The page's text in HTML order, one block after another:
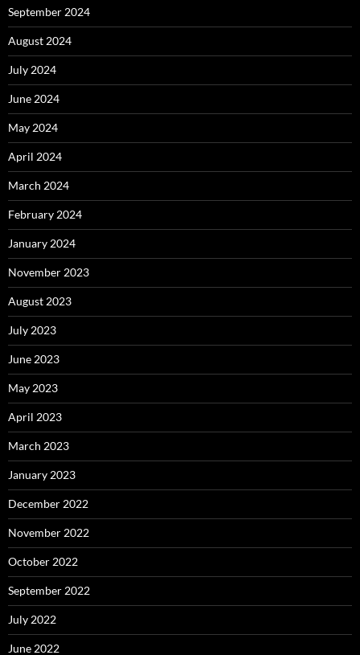
September 2024
August 2024
July 2024
June 2024
May 2024
April 2024
March 2024
February 2024
January 2024
November 2023
August 2023
July 2023
June 2023
May 2023
April 2023
March 2023
January 2023
December 2022
November 2022
October 2022
September 2022
July 2022
June 2022